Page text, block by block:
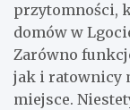
przytomności,
domów w
Zarówno
jak i ratownicy
miejsce.